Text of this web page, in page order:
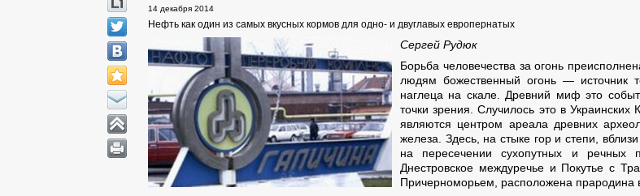
14 декабря 2014
Нефть как один из самых вкусных кормов для одно- и двуглавых европернатых
Сергей Рудюк
Борьба человечества за огонь
людям божественный огонь — источник
наглеца на скале. Древний миф это
точки зрения. Случилось это в
являются центром ареала древних
железа. Здесь, на стыке гор и степи,
на пересечении сухопутных и речных
Днестровское междуречье и Покутье с
Причерноморьем, расположена прародина